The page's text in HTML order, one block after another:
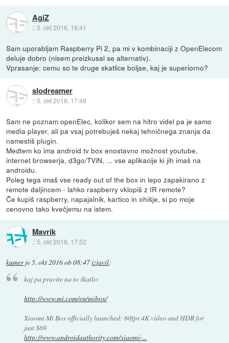
AgiZ
:: 5. okt 2016, 16:41
Sam uporabljam Raspberry Pi 2, pa mi v kombinaciji z OpenElecom
deluje dobro (nisem preizkusal se alternativ).
Vprasanje: cemu so te druge skatlice boljse, kaj je superiorno?
slodreamer
::5. okt 2016, 17:46
Sam ne poznam openElec, kolikor sem na hitro videl pa je samo
media player, ali pa vsaj potrebuješ nekaj tehničnega znanja da
namestiš plugin.
Medtem ko ima android tv box enostavno možnost youtube,
internet browserja, d3go/TViN, ... vse aplikacije ki jih imaš na
androidu.
Poleg tega imaš vse ready out of the box in lepo zapakirano z
remote daljincem - lahko raspberry vklopiš z IR remote?
Če kupiš raspberry, napajalnik, kartico in ohišje, si po moje
cenovno tako kvečjemu na istem.
Mavrik
:: 5. okt 2016, 17:52
kumerje5. okt 2016 ob 08:47izjavil:
kaj pa pravite na to škatlo:
http://www.mi.com/en/mibox/
Xiaomi Mi Box officially launched: 60fps 4K video and HDR for
just $69
http://www.androidauthority.com/xiaomi-...